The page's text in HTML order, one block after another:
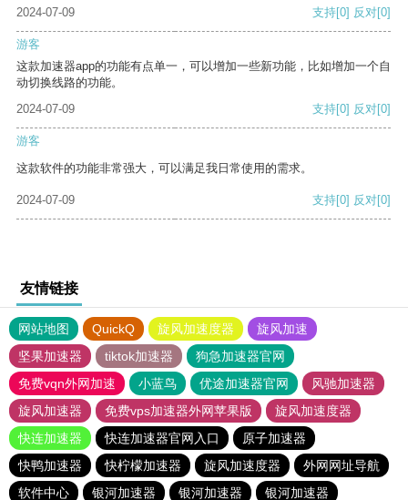
2024-07-09 支持[0] 反对[0]
游客
这款加速器app的功能有点单一，可以增加一些新功能，比如增加一个自
动切换线路的功能。
2024-07-09
支持[0] 反对[0]
游客
这款软件的功能非常强大，可以满足我日常使用的需求。
2024-07-09 支持[0] 反对[0]
友情链接
网站地图 QuickQ 旋风加速度器
旋风加速
坚果加速器
tiktok加速器
狗急加速器官网
免费vqn外网加速
小蓝鸟 优途加速器官网
风驰加速器
旋风加速器
免费vps加速器外网苹果版
旋风加速度器
快连加速器
快连加速器官网入口
原子加速器
快鸭加速器
快柠檬加速器 旋风加速度器
外网网址导航
软件中心
银河加速器 银河加速器 银河加速器